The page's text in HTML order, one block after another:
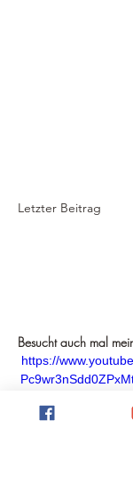
Besucht auch mal
https://
Letzter Beitrag